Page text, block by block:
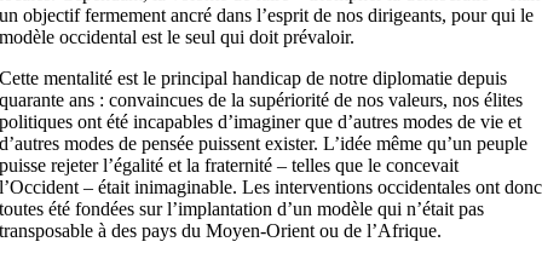
un objectif fermement ancré dans l’esprit de nos dirigeants, pour qui le
modèle occidental est le seul qui doit prévaloir.
Cette mentalité est le principal handicap de notre diplomatie depuis
quarante ans : convaincues de la supériorité de nos valeurs, nos élites
politiques ont été incapables d’imaginer que d’autres modes de vie et
d’autres modes de pensée puissent exister. L’idée même qu’un peuple
puisse rejeter l’égalité et la fraternité – telles que le concevait
l’Occident – était inimaginable. Les interventions occidentales ont donc
toutes été fondées sur l’implantation d’un modèle qui n’était pas
transposable à des pays du Moyen-Orient ou de l’Afrique.